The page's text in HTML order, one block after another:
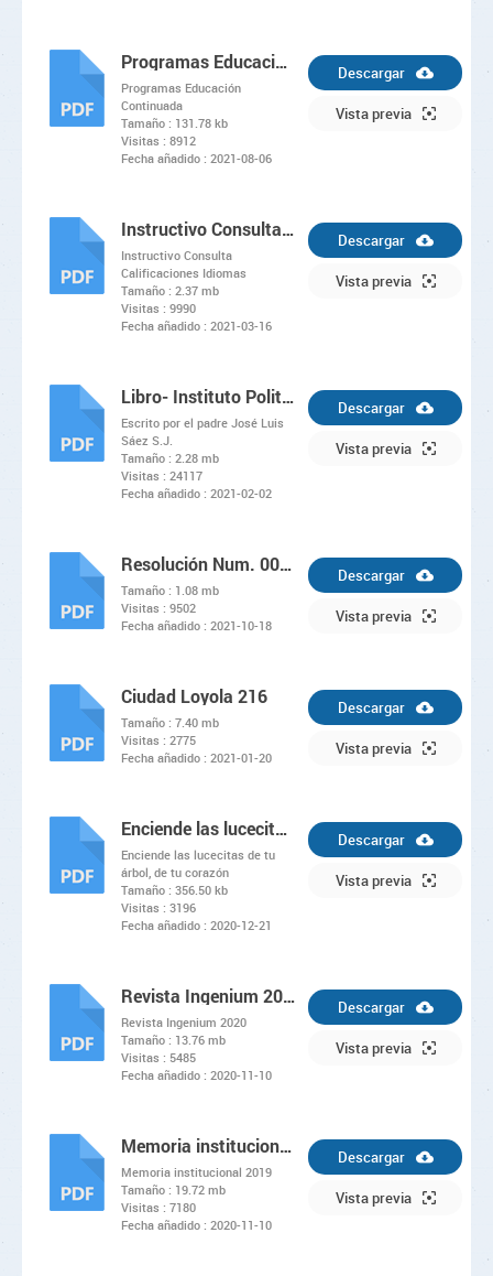
PDF
Programas Educación Continuada
Programas Educación
Continuada
Tamaño : 131.78 kb
Visitas : 8912
Fecha añadido : 2021-08-06
Descargar
Vista previa
PDF
Instructivo Consulta Calificaciones Idiomas
Instructivo Consulta
Calificaciones Idiomas
Tamaño : 2.37 mb
Visitas : 9990
Fecha añadido : 2021-03-16
Descargar
Vista previa
PDF
Libro- Instituto Politecnico Loyola sesenta y siente años después
Escrito por el padre José Luis
Sáez S.J.
Tamaño : 2.28 mb
Visitas : 24117
Fecha añadido : 2021-02-02
Descargar
Vista previa
PDF
Resolución Num. 000048
Tamaño : 1.08 mb
Visitas : 9502
Fecha añadido : 2021-10-18
Descargar
Vista previa
PDF
Ciudad Loyola 216
Tamaño : 7.40 mb
Visitas : 2775
Fecha añadido : 2021-01-20
Descargar
Vista previa
PDF
Enciende las lucecitas de tu árbol, de tu corazón
Enciende las lucecitas de tu
árbol, de tu corazón
Tamaño : 356.50 kb
Visitas : 3196
Fecha añadido : 2020-12-21
Descargar
Vista previa
PDF
Revista Ingenium 2020
Revista Ingenium 2020
Tamaño : 13.76 mb
Visitas : 5485
Fecha añadido : 2020-11-10
Descargar
Vista previa
PDF
Memoria institucional 2019
Memoria institucional 2019
Tamaño : 19.72 mb
Visitas : 7180
Fecha añadido : 2020-11-10
Descargar
Vista previa